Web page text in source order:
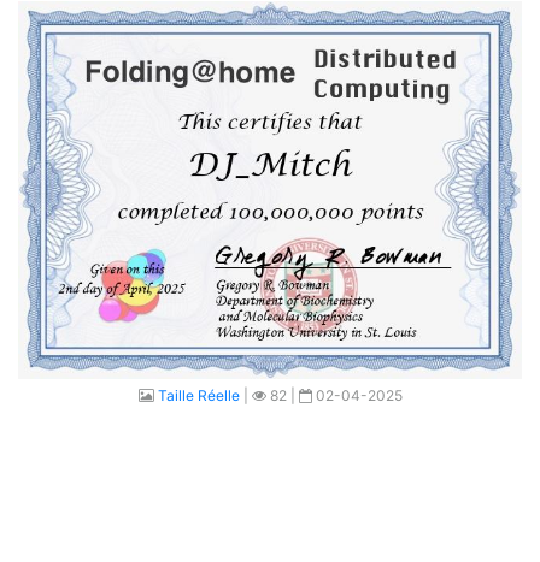
Taille Réelle| 82 | 02-04-2025